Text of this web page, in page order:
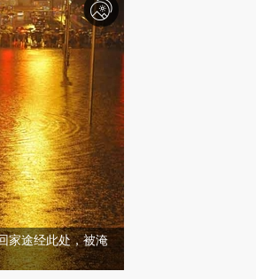
家途经此处，被淹